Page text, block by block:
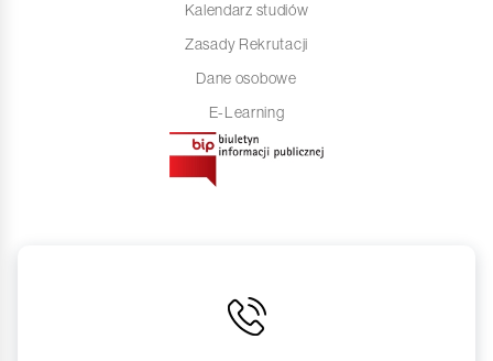
Kalendarz studiów
Zasady Rekrutacji
Dane osobowe
E-Learning